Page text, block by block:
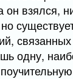
он взялся,
одну,